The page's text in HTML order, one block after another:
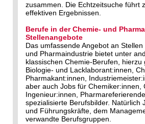
zusammen. Die Echtzeitsuche führt
effektiven Ergebnissen.
Berufe in der Chemie- und
Stellenangebote
Das umfassende Angebot an
und Pharmaindustrie bietet unter
klassischen Chemie-Berufen, hierzu
Biologie- und Lacklaborant:innen,
Pharmakant:innen,
aber auch Jobs für Chemiker:innen,
Ingenieur:innen,
spezialisierte Berufsbilder. Natürlich
und Führungskräfte, dem
verwandte Berufsgruppen.